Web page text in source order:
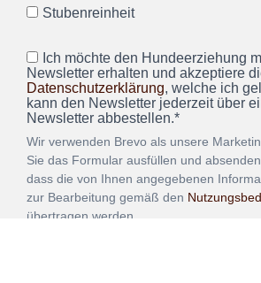
Stubenreinheit
Ich möchte den Hundeerziehung
Newsletter erhalten und akzeptiere
Datenschutzerklärung, welche ich
kann den Newsletter jederzeit über
Newsletter abbestellen.*
Wir verwenden Brevo als unsere
Sie das Formular ausfüllen und
dass die von Ihnen angegebenen
zur Bearbeitung gemäß den
übertragen werden.